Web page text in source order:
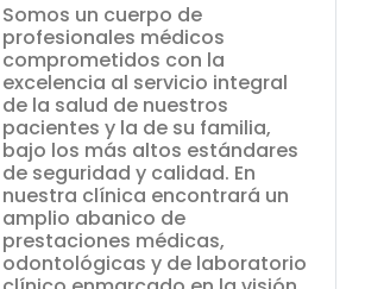
Somos un cuerpo de
profesionales médicos
comprometidos con la
excelencia al servicio integral
de la salud de nuestros
pacientes y la de su familia,
bajo los más altos estándares
de seguridad y calidad. En
nuestra clínica encontrará un
amplio abanico de
prestaciones médicas,
odontológicas y de laboratorio